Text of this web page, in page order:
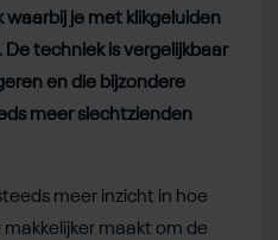
waarbij je met klikgeluiden
techniek is vergelijkbaar
en die bijzondere
meer slechtzienden
meer inzicht in hoe
maakt om de